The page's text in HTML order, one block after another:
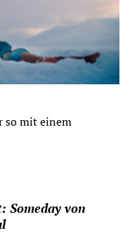
so mit einem
Someday von